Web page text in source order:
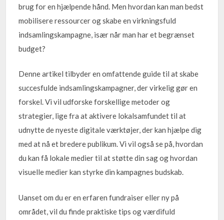
brug for en hjælpende hånd. Men hvordan kan man bedst
mobilisere ressourcer og skabe en virkningsfuld
indsamlingskampagne, især når man har et begrænset
budget?
Denne artikel tilbyder en omfattende guide til at skabe
succesfulde indsamlingskampagner, der virkelig gør en
forskel. Vi vil udforske forskellige metoder og
strategier, lige fra at aktivere lokalsamfundet til at
udnytte de nyeste digitale værktøjer, der kan hjælpe dig
med at nå et bredere publikum. Vi vil også se på, hvordan
du kan få lokale medier til at støtte din sag og hvordan
visuelle medier kan styrke din kampagnes budskab.
Uanset om du er en erfaren fundraiser eller ny på
området, vil du finde praktiske tips og værdifuld